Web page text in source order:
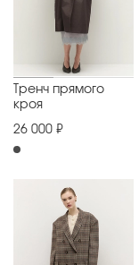
Тренч прямого
кроя
26 000 ₽